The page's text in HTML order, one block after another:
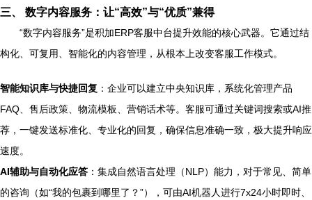
三、 数字内容服务：让“高效”与“优质”兼得
“数字内容服务”是积加ERP客服中台提升效能的核心武器。它通过结
构化、可复用、智能化的内容管理，从根本上改变客服工作模式。
智能知识库与快捷回复 ：企业可以建立中央知识库，系统化管理产品
FAQ、售后政策、物流模板、营销话术等。客服可通过关键词搜索或AI推
荐，一键发送标准化、专业化的回复，确保信息准确一致，极大提升响应
速度。
AI辅助与自动化应答 ：集成自然语言处理（NLP）能力，对于常见、简单
的咨询（如“我的包裹到哪里了？”），可由AI机器人进行7x24小时即时、